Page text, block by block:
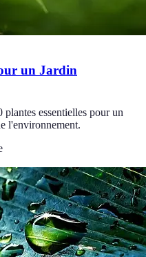
un Jardin
essentielles pour un
l'environnement.